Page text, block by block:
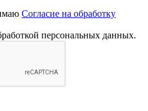
Согласие на обработку
персональных данных.